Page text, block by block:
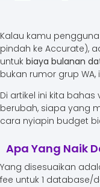
Kalau kamu
pindah ke Accurate),
untuk biaya bulanan
bukan rumor grup WA,
Di artikel ini kita bahas
berubah, siapa yang
cara nyiapin budget
Apa Yang Naik
Yang disesuaikan
fee untuk 1 database/